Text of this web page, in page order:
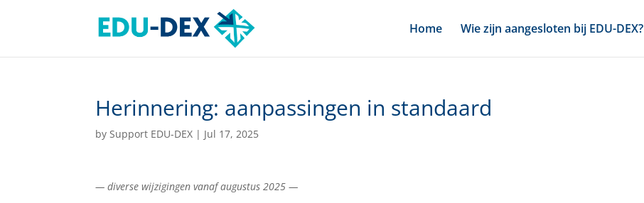
Home Wie zijn aangesloten bij EDU-DEX?
Herinnering: aanpassingen in standaard
bySupport EDU-DEX | Jul 17, 2025
— diverse wijzigingen vanaf augustus 2025 —